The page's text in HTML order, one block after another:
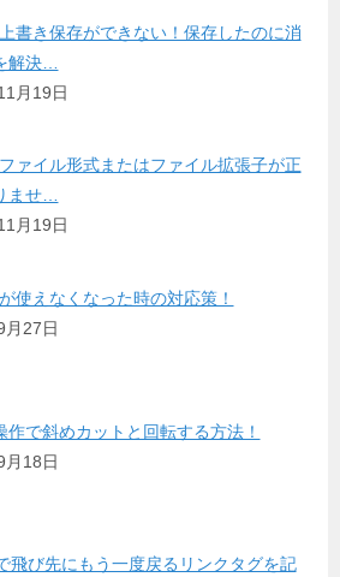
書き保存ができない！保存したのに消
解決…
月19日
ァイル形式またはファイル拡張子が正
ませ…
月19日
使えなくなった時の対応策！
月27日
作で斜めカットと回転する方法！
月18日
飛び先にもう一度戻るリンクタグを記